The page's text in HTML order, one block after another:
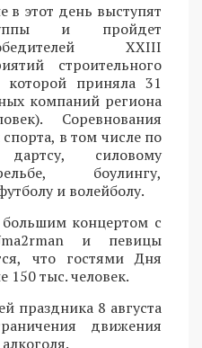
в этот день выступят
и пройдет
XXIII
строительного
которой приняла 31
компаний региона
Соревнования
в том числе по
силовому
боулингу,
и волейболу.
концертом с
и певицы
что гостями Дня
150 тыс. человек.
праздника 8 августа
движения